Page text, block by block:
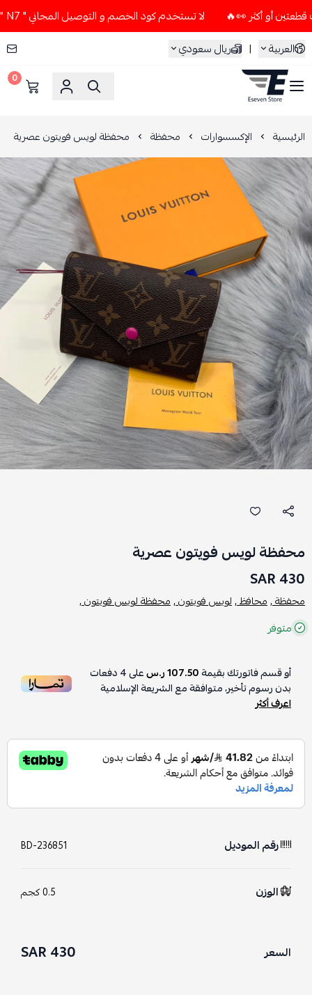
لا تستخدم كود الخصم و التوصيل المجاني " N7 " إلا إذا طلبت قطعتين أو أكثر 👀🔥
العربية
| ريال سعودي
ESEVEN STORE
0
الرئيسية الإكسسوارات محفظة محفظة لويس فويتون عصرية
محفظة لويس فويتون عصرية
430 SAR
محفظة ,محافظ ,لويس فويتون ,محفظة لويس فويتون ,
متوفر
أو قسم فاتورتك بقيمة107.50 ر.س على4دفعات
بدون رسوم تأخير، متوافقة مع الشريعة الإسلامية
اعرف أكثر
رقم الموديل BD-236851
الوزن 0.5 كجم
السعر 430 SAR